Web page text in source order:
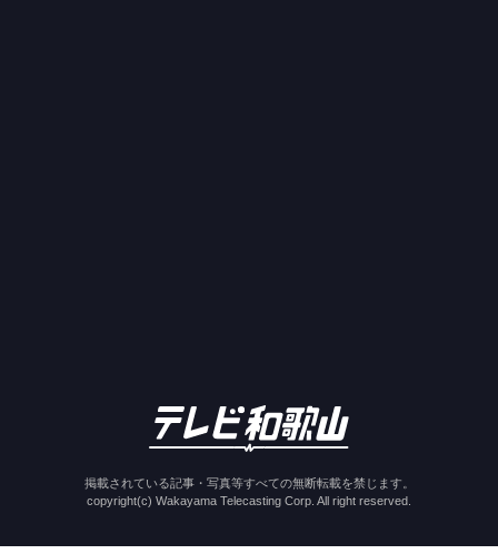
掲載されている記事・写真等すべての無断転載を禁じます。
copyright(c) Wakayama Telecasting Corp. All right reserved.